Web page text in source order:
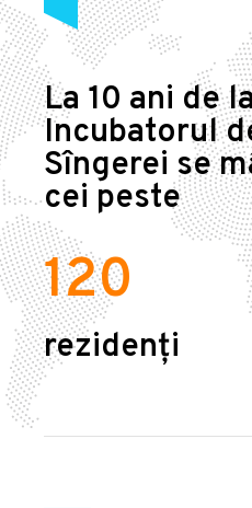
La 10 ani de
Incubatorul
Sîngerei se
cei peste
120
rezidenți